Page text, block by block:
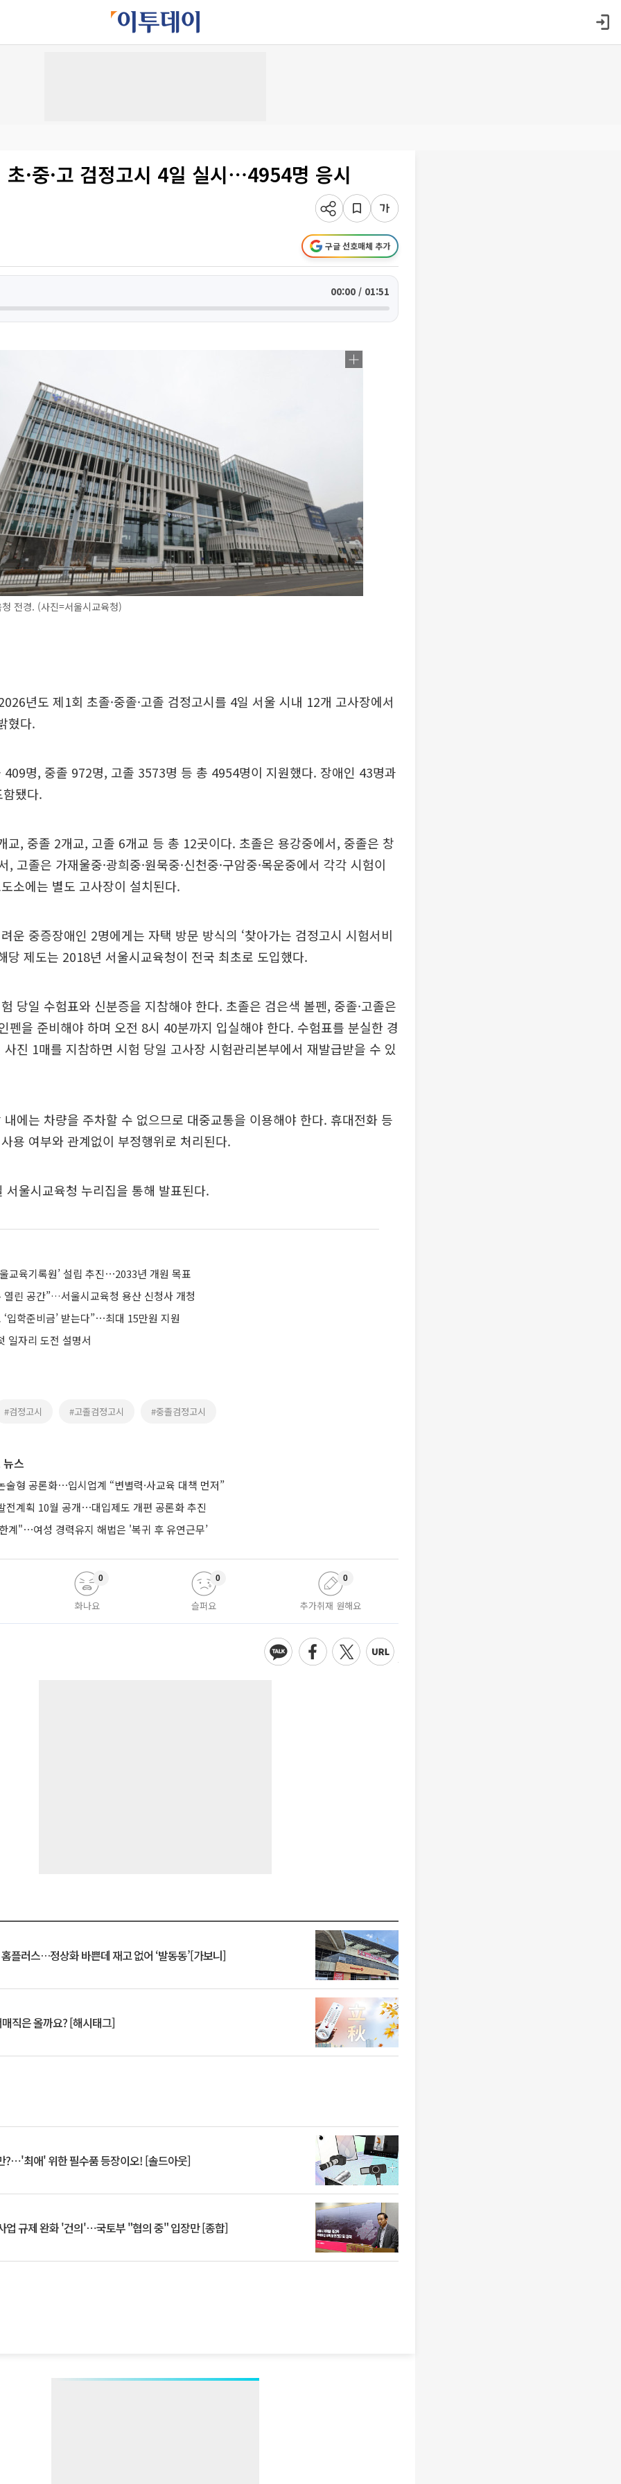
초·중·고 검정고시 4일 실시⋯4954명 응시
구글 선호매체 추가
00:00 / 01:51
전경. (사진=서울시교육청)
년도 제1회 초졸·중졸·고졸 검정고시를 4일 서울 시내 12개 고사장에서
혔다.
409명, 중졸 972명, 고졸 3573명 등 총 4954명이 지원했다. 장애인 43명과
됐다.
교, 중졸 2개교, 고졸 6개교 등 총 12곳이다. 초졸은 용강중에서, 중졸은 창
, 고졸은 가재울중·광희중·원묵중·신천중·구암중·목운중에서 각각 시험이
소에는 별도 고사장이 설치된다.
운 중증장애인 2명에게는 자택 방문 방식의 ‘찾아가는 검정고시 시험서비
당 제도는 2018년 서울시교육청이 전국 최초로 도입했다.
당일 수험표와 신분증을 지참해야 한다. 초졸은 검은색 볼펜, 중졸·고졸은
펜을 준비해야 하며 오전 8시 40분까지 입실해야 한다. 수험표를 분실한 경
진 1매를 지참하면 시험 당일 고사장 시험관리본부에서 재발급받을 수 있
에는 차량을 주차할 수 없으므로 대중교통을 이용해야 한다. 휴대전화 등
용 여부와 관계없이 부정행위로 처리된다.
서울시교육청 누리집을 통해 발표된다.
교육기록원’ 설립 추진⋯2033년 개원 목표
열린 공간”…서울시교육청 용산 신청사 개청
‘입학준비금’ 받는다”⋯최대 15만원 지원
일자리 도전 설명서
#검정고시 #고졸검정고시 #중졸검정고시
스
술형 공론화⋯입시업계 “변별력·사교육 대책 먼저”
전계획 10월 공개⋯대입제도 개편 공론화 추진
계"⋯여성 경력유지 해법은 '복귀 후 유연근무’
화나요
0
슬퍼요
0
추가취재 원해요
0
플러스…정상화 바쁜데 재고 없어 ‘발동동’[가보니]
직은 올까요? [해시태그]
?⋯'최애' 위한 필수품 등장이오! [솔드아웃]
업 규제 완화 '건의'⋯국토부 "협의 중" 입장만 [종합]